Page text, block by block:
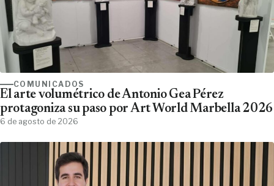
COMUNICADOS
El arte volumétrico de Antonio Gea Pérez
protagoniza su paso por Art World Marbella 2026
6 de agosto de 2026